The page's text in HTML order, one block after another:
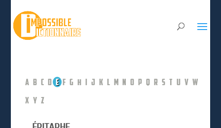
A B C D E F G H I J K L M N O P Q R S T U V W
X Y Z